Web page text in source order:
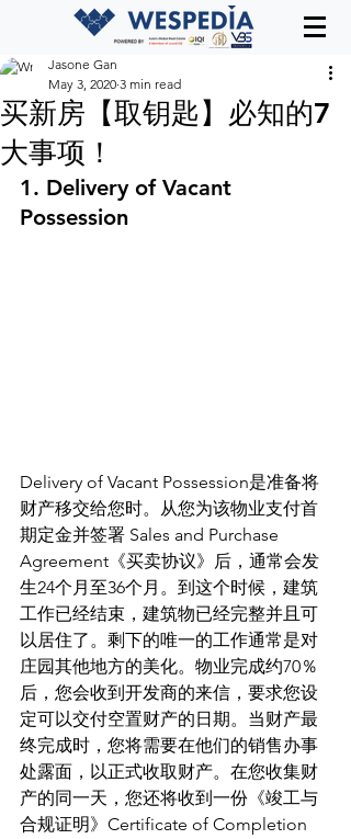
买新房【取钥匙】必知的7
大事项！
Jasone Gan
May 3, 2020 3 min read
1. Delivery of Vacant
Possession
Delivery of Vacant Possession是准备将
财产移交给您时。从您为该物业支付首
期定金并签署 Sales and Purchase
Agreement 《买卖协议》后，通常会发
生24个月至36个月。到这个时候，建筑
工作已经结束，建筑物已经完整并且可
以居住了。剩下的唯一的工作通常是对
庄园其他地方的美化。物业完成约70％
后，您会收到开发商的来信，要求您设
定可以交付空置财产的日期。当财产最
终完成时，您将需要在他们的销售办事
处露面，以正式收取财产。在您收集财
产的同一天，您还将收到一份《竣工与
合规证明》 Certificate of Completion